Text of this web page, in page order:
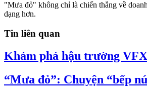
"Mưa đỏ" không chỉ là chiến thắng về
dạng hơn.
Tin liên quan
Khám phá hậu trường
“Mưa đỏ”: Chuyện “bếp